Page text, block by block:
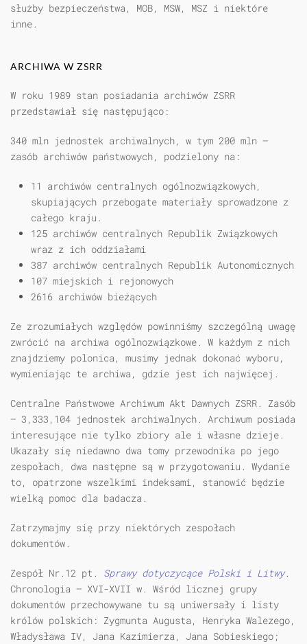
służby bezpieczeństwa, MOB, MSW, MSZ i niektóre
inne.
ARCHIWA W ZSRR
W roku 1989 stan posiadania archiwów ZSRR
przedstawiał się następująco:
340 mln jednostek archiwalnych, w tym 200 mln —
zasób archiwów państwowych, podzielony na:
11 archiwów centralnych ogólnozwiązkowych,
skupiających przebogate materiały sprowadzone z
całego kraju.
125 archiwów centralnych Republik Związkowych
wraz z ich oddziałami
387 archiwów centralnych Republik Autonomicznych
107 miejskich i rejonowych
2616 archiwów bieżących
Ze zrozumiałych względów powinniśmy szczególną uwagę
zwrócić na archiwa ogólnozwiązkowe. W każdym z nich
znajdziemy polonica, musimy jednak dokonać wyboru,
wymieniając te archiwa, gdzie jest ich najwięcej.
Centralne Państwowe Archiwum Akt Dawnych ZSRR. Zasób
— 3,333,104 jednostek archiwalnych. Archiwum posiada
interesujące nie tylko zbiory ale i własne dzieje.
Ukazały się niedawno dwa tomy przewodnika po jego
zespołach, dwa następne są w przygotowaniu. Wydanie
to, opatrzone wszelkimi indeksami, stanowić będzie
wielką pomoc dla badacza.
Zatrzymajmy się przy niektórych zespołach
dokumentów.
Zespół Nr.12 pt. Sprawy dotyczycące Polski i Litwy.
Chronologia — XVI-XVII w. Wśród licznej grupy
dokumentów przechowywane tu są uniwersały i listy
królów polskich: Zygmunta Augusta, Henryka Walezego,
Władysława IV, Jana Kazimierza, Jana Sobieskiego;